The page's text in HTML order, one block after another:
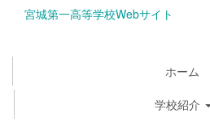
宮城第一高等学校Webサイト
ホーム
学校紹介